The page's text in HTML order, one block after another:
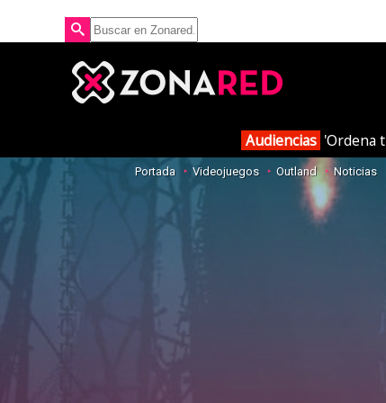
Audiencias 'Ordena
Portada Videojuegos Outland Noticias